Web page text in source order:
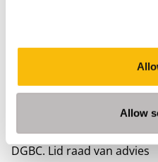
Allow
voedselproductie te
voor lezen en literatuur is
organisatie die lezingen
Aedes. Lid
DGBC. Lid raad van advies